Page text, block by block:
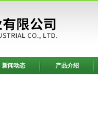
新闻动态 产品介绍